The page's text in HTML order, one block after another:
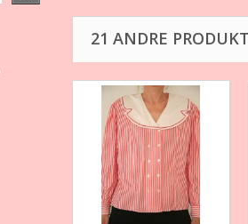
21 ANDRE